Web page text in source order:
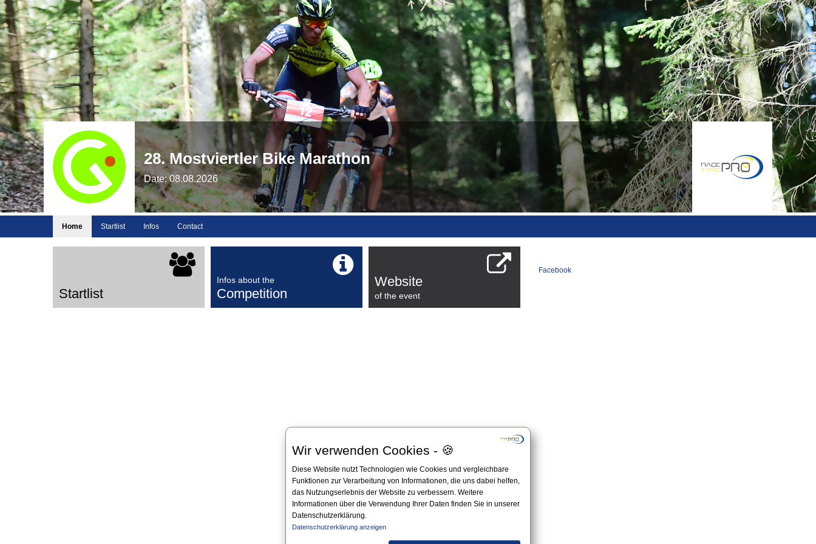
Wir verwenden Cookies - 🍪
Diese Website nutzt Technologien wie Cookies und vergleichbare
Funktionen zur Verarbeitung von Informationen, die uns dabei helfen,
das Nutzungserlebnis der Website zu verbessern. Weitere
Informationen über die Verwendung Ihrer Daten finden Sie in unserer
Datenschutzerklärung.
Datenschutzerklärung anzeigen
28. Mostviertler Bike Marathon
Date: 08.08.2026
Home Startlist Infos Contact
Startlist
Infos about the
Competition
Website
of the event
Facebook